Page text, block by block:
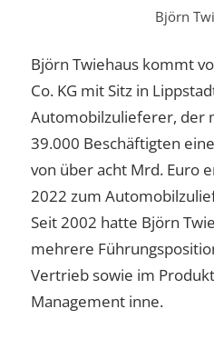
Björn
Björn Twiehaus kommt
Co. KG mit Sitz in
Automobilzulieferer, der
39.000 Beschäftigten
von über acht Mrd. Euro
2022 zum
Seit 2002 hatte Björn
mehrere
Vertrieb sowie im
Management inne.